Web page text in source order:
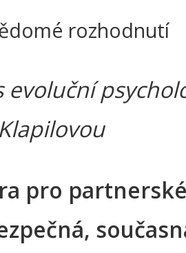
rozhodnutí
evoluční
pro